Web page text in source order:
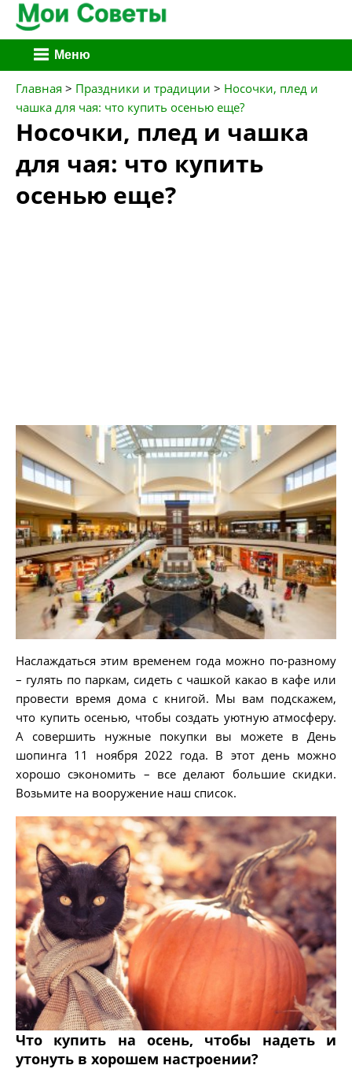
Перейти
к
содержимому
Меню
Главная > Праздники и традиции > Носочки, плед и
чашка для чая: что купить осенью еще?
Носочки, плед и чашка
для чая: что купить
осенью еще?
Наслаждаться этим временем года можно по-разному
– гулять по паркам, сидеть с чашкой какао в кафе или
провести время дома с книгой. Мы вам подскажем,
что купить осенью, чтобы создать уютную атмосферу.
А совершить нужные покупки вы можете в День
шопинга 11 ноября 2022 года. В этот день можно
хорошо сэкономить – все делают большие скидки.
Возьмите на вооружение наш список.
Что купить на осень, чтобы надеть и
утонуть в хорошем настроении?